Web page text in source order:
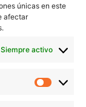
únicas en este
afectar
Siempre activo